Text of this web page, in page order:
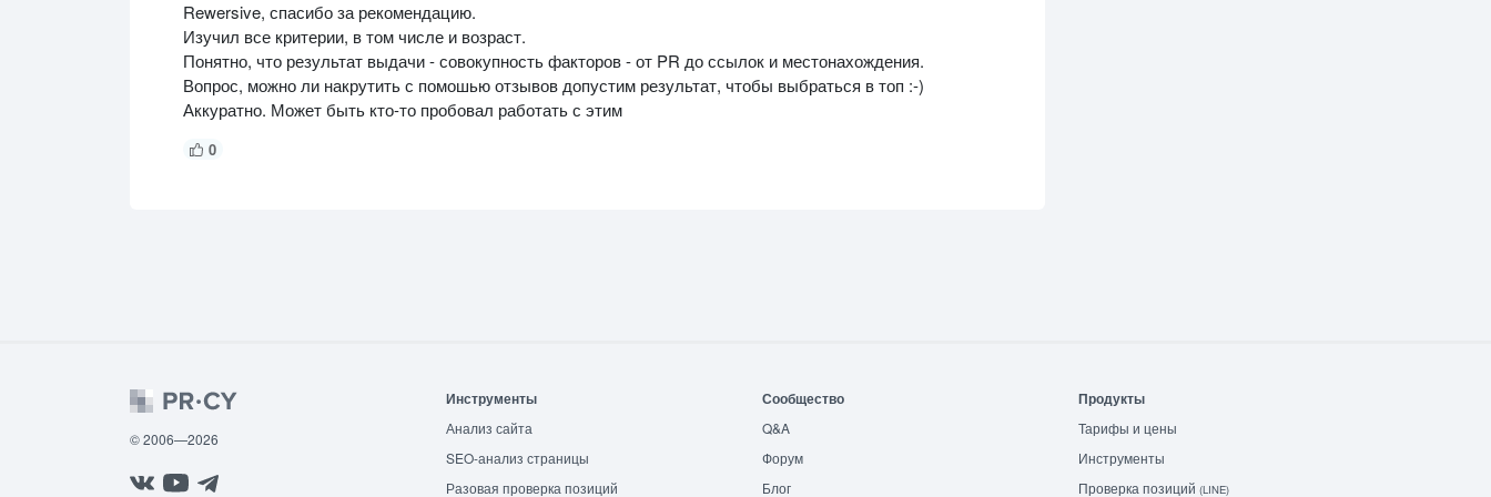
Rewersive, спасибо за рекомендацию.
Изучил все критерии, в том числе и возраст.
Понятно, что результат выдачи - совокупность факторов - от PR до ссылок и местонахождения.
Вопрос, можно ли накрутить с помошью отзывов допустим результат, чтобы выбраться в топ :-)
Аккуратно. Может быть кто-то пробовал работать с этим
0
© 2006—2026
Инструменты
Анализ сайта
SEO-анализ страницы
Разовая проверка позиций
Сообщество
Q&A
Форум
Блог
Продукты
Тарифы и цены
Инструменты
Проверка позиций (LINE)